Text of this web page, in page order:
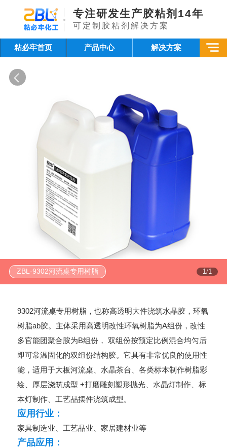
专注研发生产胶粘剂14年
可定制胶粘剂解决方案
粘必牢首页 产品中心 解决方案
ZBL-9302河流桌专用树脂 1 /1
9302河流桌专用树脂，也称高透明大件浇筑水晶胶，环氧
树脂ab胶。主体采用高透明改性环氧树脂为A组份，改性
多官能团聚合胺为B组份， 双组份按预定比例混合均匀后
即可常温固化的双组份结构胶。它具有非常优良的使用性
能，适用于大板河流桌、水晶茶台、各类标本制作树脂彩
绘、厚层浇筑成型 +打磨雕刻塑形抛光、水晶灯制作、标
本灯制作、工艺品摆件浇筑成型。
应用行业：
家具制造业、工艺品业、家居建材业等
产品应用：